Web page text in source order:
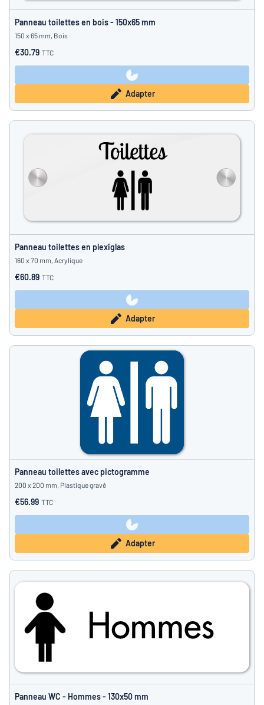
Panneau toilettes en bois - 150x65 mm
150 x 65 mm, Bois
€30.79 TTC
Adapter
Panneau toilettes en plexiglas
160 x 70 mm, Acrylique
€60.89 TTC
Adapter
Panneau toilettes avec pictogramme
200 x 200 mm, Plastique gravé
€56.99 TTC
Adapter
Panneau WC - Hommes - 130x50 mm